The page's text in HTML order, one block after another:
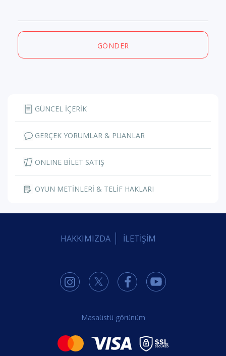
GÖNDER
GÜNCEL İÇERİK
GERÇEK YORUMLAR & PUANLAR
ONLINE BİLET SATIŞ
OYUN METİNLERİ & TELİF HAKLARI
HAKKIMIZDA İLETİŞİM
Masaüstü görünüm